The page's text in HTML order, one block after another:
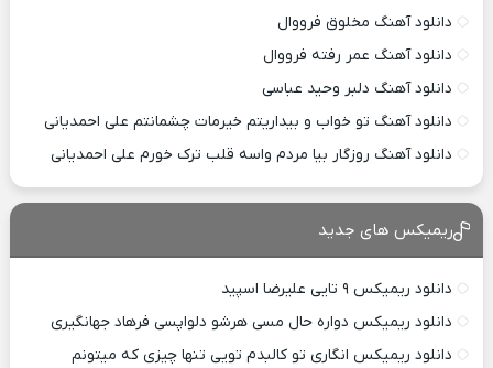
دانلود آهنگ مخلوق فرووال
دانلود آهنگ عمر رفته فرووال
دانلود آهنگ دلبر وحید عباسی
دانلود آهنگ تو خواب و بیداریتم خیرمات چشمانتم علی احمدیانی
دانلود آهنگ روزگار بیا مردم واسه قلب ترک خورم علی احمدیانی
ریمیکس های جدید
دانلود ریمیکس ۹ تایی علیرضا اسپید
دانلود ریمیکس دواره حال مسی هرشو دلواپسی فرهاد جهانگیری
دانلود ریمیکس انگاری تو کالبدم تویی تنها چیزی که میتونم